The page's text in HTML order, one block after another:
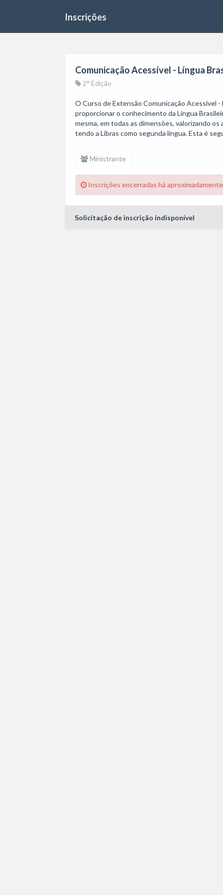
Inscrições
Comunicação Acessível - Língua
2° Edição
O Curso de Extensão Comunicação Acessível
proporcionar o conhecimento da Língua
mesma, em todas as dimensões, valorizando
tendo a Libras como segunda língua. Esta é
Ministrante
Inscrições encerradas há
Solicitação de inscrição indisponível